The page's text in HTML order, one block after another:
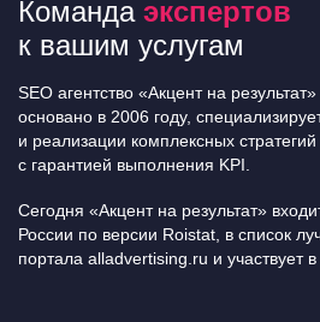
Команда экспертов
к вашим услугам
SEO агентство «Акцент на
основано в 2006 году,
и реализации комплексных
с гарантией выполнения KPI.
Сегодня «Акцент на результат»
России по версии Roistat, в список
портала alladvertising.ru и участвует в